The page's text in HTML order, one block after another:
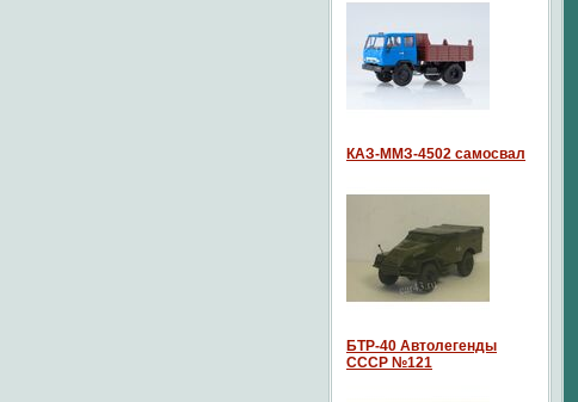
КАЗ-ММЗ-4502 самосвал
БТР-40 Автолегенды
СССР №121